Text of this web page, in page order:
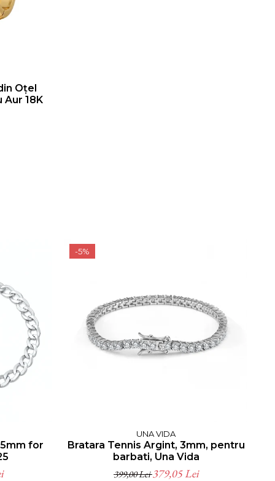
Oțel
Aur 18K
for
-5%
UNA VIDA
Bratara Tennis Argint, 3mm, pentru
barbati, Una Vida
399,00 Lei379,05 Lei